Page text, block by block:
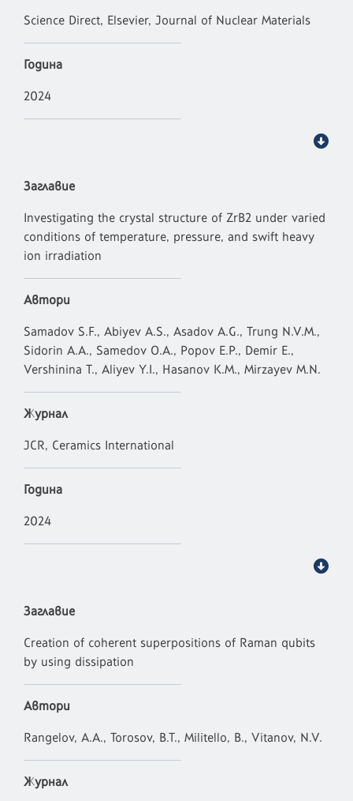
Science Direct, Elsevier, Journal of Nuclear Materials
Година
2024
Заглавие
Investigating the crystal structure of ZrB2 under varied
conditions of temperature, pressure, and swift heavy
ion irradiation
Автори
Samadov S.F., Abiyev A.S., Asadov A.G., Trung N.V.M.,
Sidorin A.A., Samedov O.A., Popov E.P., Demir E.,
Vershinina T., Aliyev Y.I., Hasanov K.M., Mirzayev M.N.
Журнал
JCR, Ceramics International
Година
2024
Заглавие
Creation of coherent superpositions of Raman qubits
by using dissipation
Автори
Rangelov, A.A., Torosov, B.T., Militello, B., Vitanov, N.V.
Журнал